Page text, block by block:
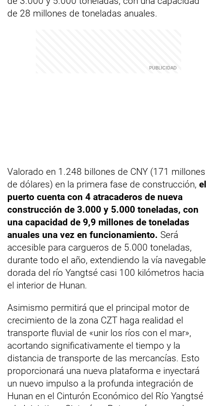
de 28 millones de toneladas anuales.
Valorado en 1.248 billones de CNY (171 millones
de dólares) en la primera fase de construcción, el
puerto cuenta con 4 atracaderos de nueva
construcción de 3.000 y 5.000 toneladas, con
una capacidad de 9,9 millones de toneladas
anuales una vez en funcionamiento. Será
accesible para cargueros de 5.000 toneladas,
durante todo el año, extendiendo la vía navegable
dorada del río Yangtsé casi 100 kilómetros hacia
el interior de Hunan.
Asimismo permitirá que el principal motor de
crecimiento de la zona CZT haga realidad el
transporte fluvial de «unir los ríos con el mar»,
acortando significativamente el tiempo y la
distancia de transporte de las mercancías. Esto
proporcionará una nueva plataforma e inyectará
un nuevo impulso a la profunda integración de
Hunan en el Cinturón Económico del Río Yangtsé